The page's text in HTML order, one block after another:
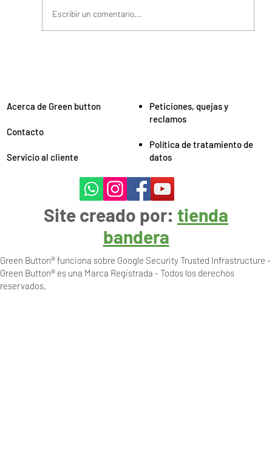
Escribir un comentario...
Green Button® funciona sobre Google Security Trusted Infrastructure -
Green Button® es una Marca Registrada - Todos los derechos
reservados.
Acerca de Green button
Contacto
Servicio al cliente
Peticiones, quejas y
reclamos
Política de tratamiento de
datos
Site creado por: tienda
bandera